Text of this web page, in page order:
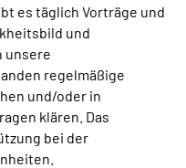
es täglich Vorträge und
und
unsere
regelmäßige
und/oder in
klären. Das
bei der